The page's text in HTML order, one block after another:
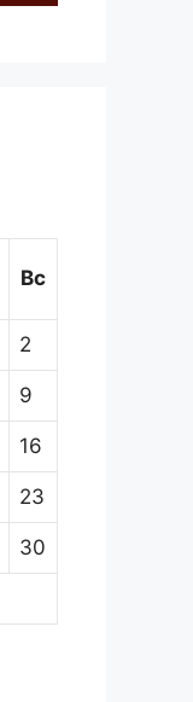
Вс
2
9
16
23
30